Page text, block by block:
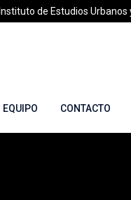
Instituto de Estudios Urbanos
EQUIPO CONTACTO